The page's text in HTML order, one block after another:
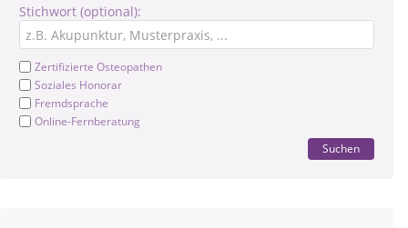
Stichwort (optional):
Zertifizierte Osteopathen
Soziales Honorar
Fremdsprache
Online-Fernberatung
Suchen